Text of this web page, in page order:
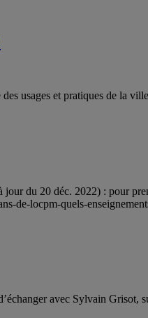
usages et pratiques de la
du 20 déc. 2022) : pour
de-locpm-quels-
avec Sylvain Grisot,